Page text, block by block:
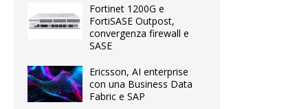
Fortinet 1200G e
FortiSASE Outpost,
convergenza firewall e
SASE
Ericsson, AI enterprise
con una Business Data
Fabric e SAP